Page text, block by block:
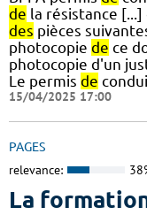
de la résistance
des pièces
photocopie de ce
photocopie d'un
Le permis de
15/04/2025 17:00
PAGES
relevance:
La